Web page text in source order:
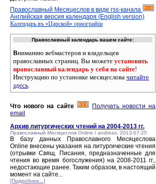
Православный Месяцеслов в виде rss-канала
Английская версия календаря (English version)
Календарь въ «Царской» орѳографiи
Православный календарь вашем сайте:
Вниманию вебмастеров и владельцев
православных страниц. Вы можете установить
православный календарь у себя на сайте!
Инструкцию по установке месяцеслова читайте
здесь.
Что нового на сайте
Получать новости на
email
Архив литургических чтений на 2004-2013 гг.
Православный Месяцеслов Online / andreas, 2013-07-25
В базу данных Православного Месяцеслова
Online внесены указания на литургические чтения
(отрывки Свящ. Писания, предназначенные для
чтения во время богослужения) на 2008-2011 гг.,
недостающие ранее. Таким образом, в настоящий
момент на сайте...
[Подробнее...]